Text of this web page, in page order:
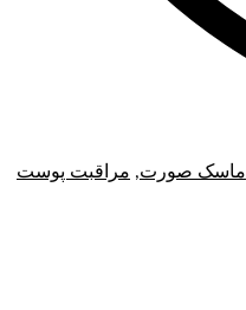
ماسک صورت, مراقبت پوست